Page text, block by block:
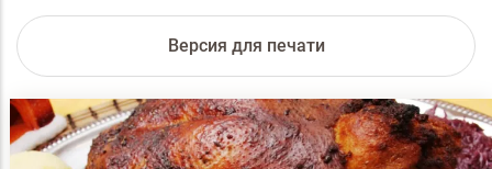
Версия для печати